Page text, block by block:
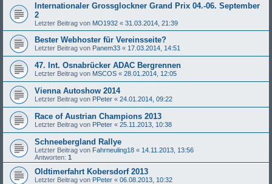
Internationaler Grossglockner Grand Prix 04.-06. September
2
Letzter Beitrag von MO1932 « 31.03.2014, 21:39
Bester Webhoster für Vereinsseite?
Letzter Beitrag von Panem33 « 17.03.2014, 14:51
47. Int. Osnabrücker ADAC Bergrennen
Letzter Beitrag von MSCOS « 28.01.2014, 12:05
Vienna Autoshow 2014
Letzter Beitrag von PPeter « 24.01.2014, 09:22
Race of Austrian Champions 2013
Letzter Beitrag von PPeter « 25.11.2013, 10:38
Schneebergland Rallye
Letzter Beitrag von Fahrneuling18 « 14.11.2013, 13:56
Antworten: 1
Oldtimerfahrt Kobersdorf 2013
Letzter Beitrag von PPeter « 06.08.2013, 10:32